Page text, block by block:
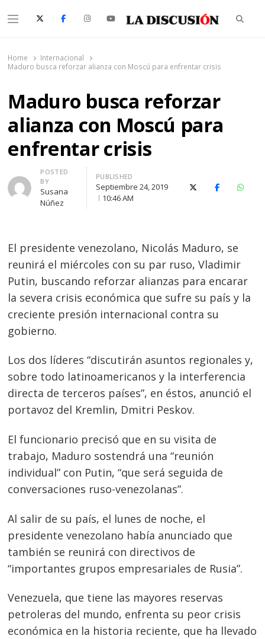
Menu
Home
Internacional
Maduro busca reforzar alianza con Moscú para enfrentar crisis
Maduro busca reforzar
alianza con Moscú para
enfrentar crisis
Author
POSTED
BY
Susana
Núñez
PUBLISHED
Septiembre 24, 2019
10:46 AM
X (Twitter)Facebook
El presidente venezolano, Nicolás Maduro, se
reunirá el miércoles con su par ruso, Vladimir
Putin, buscando reforzar alianzas para encarar
la severa crisis económica que sufre su país y la
creciente presión internacional contra su
gobierno.
Los dos líderes “discutirán asuntos regionales y,
sobre todo latinoamericanos y la interferencia
directa de terceros países”, en éstos, anunció el
portavoz del Kremlin, Dmitri Peskov.
El funcionario precisó que en su visita de
trabajo, Maduro sostendrá una “reunión
individual” con Putin, “que será seguida de
conversaciones ruso-venezolanas”.
Al salir de su país, el lunes de noche, el
presidente venezolano había anunciado que
también se reunirá con directivos de
“importantes grupos empresariales de Rusia”.
Venezuela, que tiene las mayores reservas
petroleras del mundo, enfrenta su peor crisis
económica en la historia reciente, que ha llevado